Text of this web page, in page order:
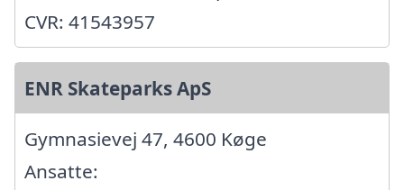
CVR: 41543957
ENR Skateparks ApS
Gymnasievej 47, 4600 Køge
Ansatte: